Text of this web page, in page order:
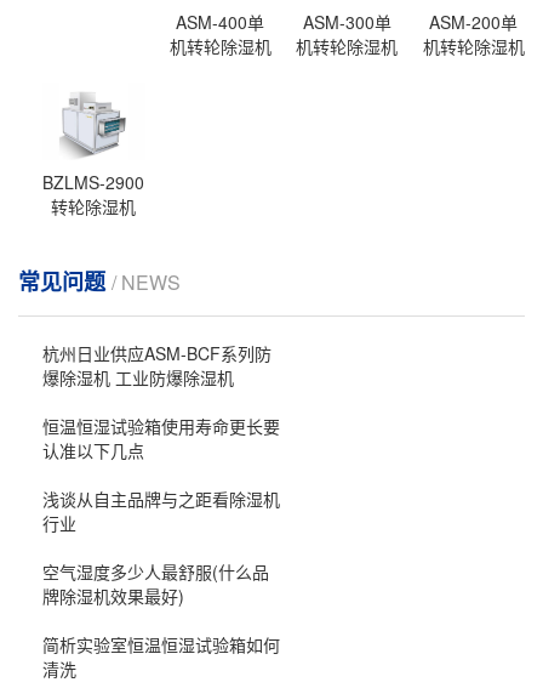
ASM-400单
机转轮除湿机
ASM-300单
机转轮除湿机
ASM-200单
机转轮除湿机
BZLMS-2900
转轮除湿机
常见问题/ NEWS
杭州日业供应ASM-BCF系列防
爆除湿机 工业防爆除湿机
恒温恒湿试验箱使用寿命更长要
认准以下几点
浅谈从自主品牌与之距看除湿机
行业
空气湿度多少人最舒服(什么品
牌除湿机效果最好)
简析实验室恒温恒湿试验箱如何
清洗